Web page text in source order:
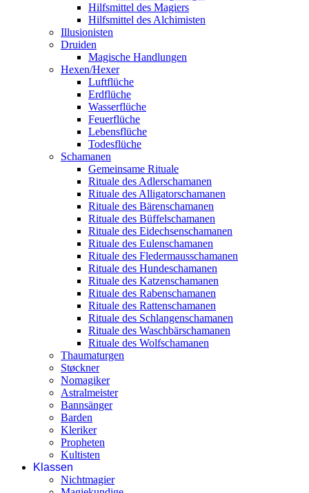
Hilfsmittel des Magiers
Hilfsmittel des Alchimisten
Illusionisten
Druiden
Magische Handlungen
Hexen/Hexer
Luftflüche
Erdflüche
Wasserflüche
Feuerflüche
Lebensflüche
Todesflüche
Schamanen
Gemeinsame Rituale
Rituale des Adlerschamanen
Rituale des Alligatorschamanen
Rituale des Bärenschamanen
Rituale des Büffelschamanen
Rituale des Eidechsenschamanen
Rituale des Eulenschamanen
Rituale des Fledermausschamanen
Rituale des Hundeschamanen
Rituale des Katzenschamanen
Rituale des Rabenschamanen
Rituale des Rattenschamanen
Rituale des Schlangenschamanen
Rituale des Waschbärschamanen
Rituale des Wolfschamanen
Thaumaturgen
Støckner
Nomagiker
Astralmeister
Bannsänger
Barden
Kleriker
Propheten
Kultisten
Klassen
Nichtmagier